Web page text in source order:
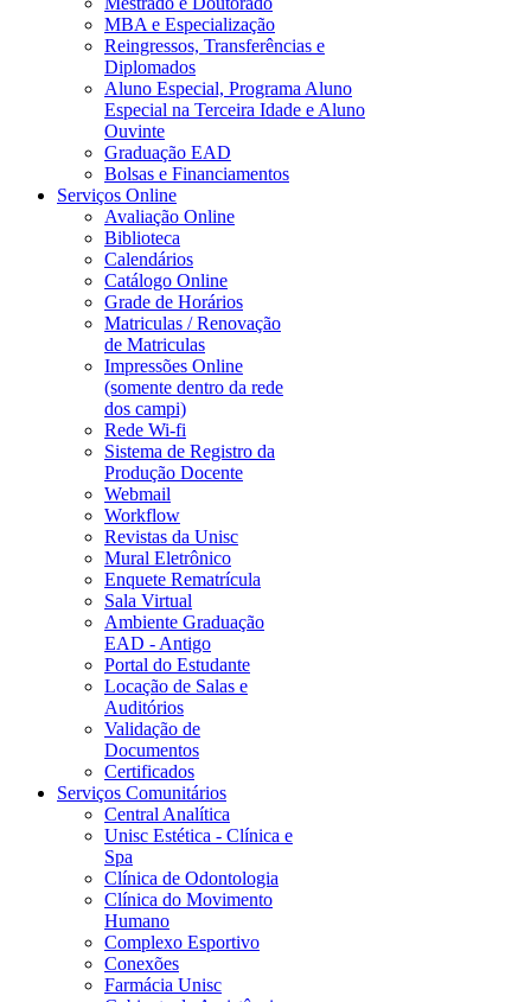
MBA e Especialização
Reingressos, Transferências e
Diplomados
Aluno Especial, Programa Aluno
Especial na Terceira Idade e Aluno
Ouvinte
Graduação EAD
Bolsas e Financiamentos
Serviços Online
Avaliação Online
Biblioteca
Calendários
Catálogo Online
Grade de Horários
Matriculas / Renovação
de Matriculas
Impressões Online
(somente dentro da rede
dos campi)
Rede Wi-fi
Sistema de Registro da
Produção Docente
Webmail
Workflow
Revistas da Unisc
Mural Eletrônico
Enquete Rematrícula
Sala Virtual
Ambiente Graduação
EAD - Antigo
Portal do Estudante
Locação de Salas e
Auditórios
Validação de
Documentos
Certificados
Serviços Comunitários
Central Analítica
Unisc Estética - Clínica e
Spa
Clínica de Odontologia
Clínica do Movimento
Humano
Complexo Esportivo
Conexões
Farmácia Unisc